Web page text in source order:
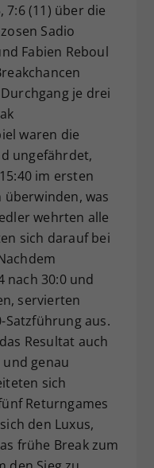
7:6 (11) über die
Sadio
Fabien Reboul
je drei
waren die
ungefährdet,
im ersten
was
wehrten alle
sich darauf bei
nach 30:0 und
servierten
Satzführung aus.
Resultat auch
genau
sich
Returngames
den Luxus,
frühe Break zum